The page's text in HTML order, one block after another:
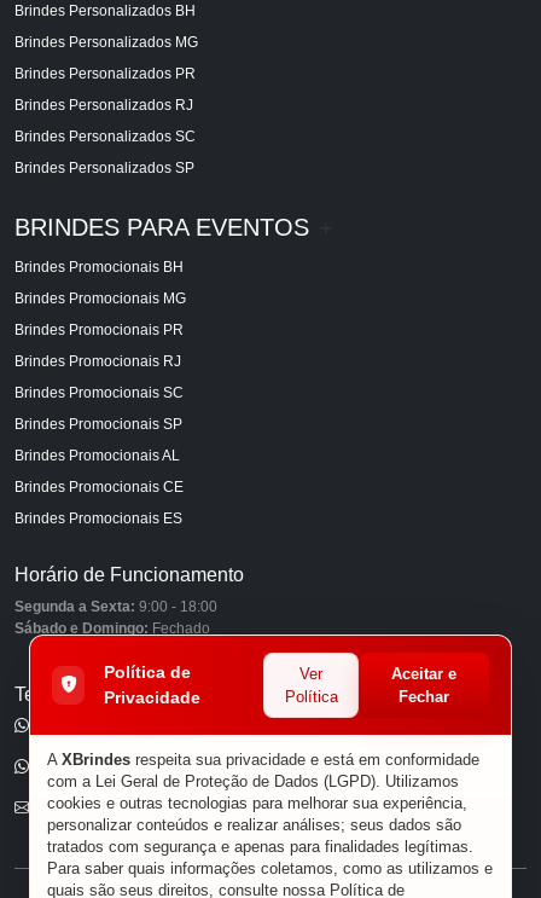
Brindes Personalizados BH
Brindes Personalizados MG
Brindes Personalizados PR
Brindes Personalizados RJ
Brindes Personalizados SC
Brindes Personalizados SP
BRINDES PARA EVENTOS
Brindes Promocionais BH
Brindes Promocionais MG
Brindes Promocionais PR
Brindes Promocionais RJ
Brindes Promocionais SC
Brindes Promocionais SP
Brindes Promocionais AL
Brindes Promocionais CE
Brindes Promocionais ES
Horário de Funcionamento
Segunda a Sexta: 9:00 - 18:00
Sábado e Domingo: Fechado
Telefones
(11) 96585-7462
E-mail
Política de
Privacidade
Ver
Política
Aceitar e
Fechar
A XBrindes respeita sua privacidade e está em conformidade
com a Lei Geral de Proteção de Dados (LGPD). Utilizamos
cookies e outras tecnologias para melhorar sua experiência,
personalizar conteúdos e realizar análises; seus dados são
tratados com segurança e apenas para finalidades legítimas.
Para saber quais informações coletamos, como as utilizamos e
quais são seus direitos, consulte nossa Política de